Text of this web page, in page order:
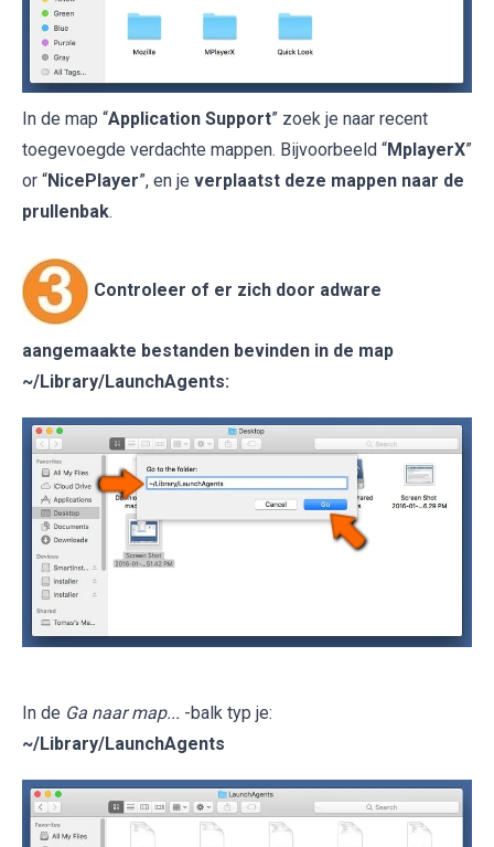
In de map “Application Support” zoek je naar recent
toegevoegde verdachte mappen. Bijvoorbeeld “MplayerX”
or “NicePlayer”, en je verplaatst deze mappen naar de
prullenbak.
Controleer of er zich door adware
aangemaakte bestanden bevinden in de map
~/Library/LaunchAgents:
In de Ga naar map... -balk typ je:
~/Library/LaunchAgents